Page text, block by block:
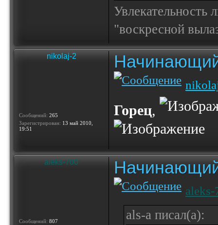
Увлекательность
"воскресной
nikolaj-2
Сообщений: 265
Зарегистрирован: 13 май 2010,
19:51
Горец,
aleks-700
Сообщений: 807
aleks-
als-a писал(а):